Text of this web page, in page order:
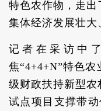
特色农作物，走
集体经济发展壮大
记者在采访中
焦“4+4+N”特色
级财政扶持新型
试点项目支撑带